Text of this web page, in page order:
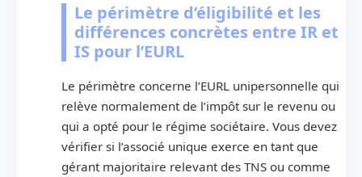
Le périmètre d’éligibilité et les
différences concrètes entre IR et
IS pour l’EURL
Le périmètre concerne l’EURL unipersonnelle qui
relève normalement de l’impôt sur le revenu ou
qui a opté pour le régime sociétaire. Vous devez
vérifier si l’associé unique exerce en tant que
gérant majoritaire relevant des TNS ou comme